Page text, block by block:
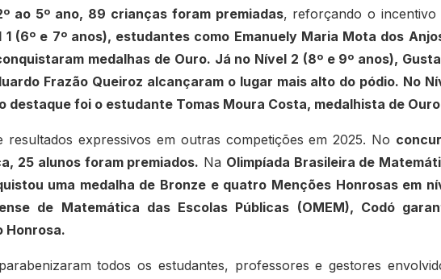
ao 5º ano, 89 crianças foram premiadas, reforçando o incentivo
1 (6º e 7º anos), estudantes como Emanuely Maria Mota dos
medalhas de Ouro. Já no Nível 2 (8º e 9º anos),
Frazão Queiroz alcançaram o lugar mais alto do pódio. No
destaque foi o estudante Tomas Moura Costa, medalhista de
resultados expressivos em outras competições em 2025. No
25 alunos foram premiados. Na Olimpíada Brasileira de
uma medalha de Bronze e quatro Menções Honrosas em
de Matemática das Escolas Públicas (OMEM), Codó
Honrosa.
todos os estudantes, professores e gestores